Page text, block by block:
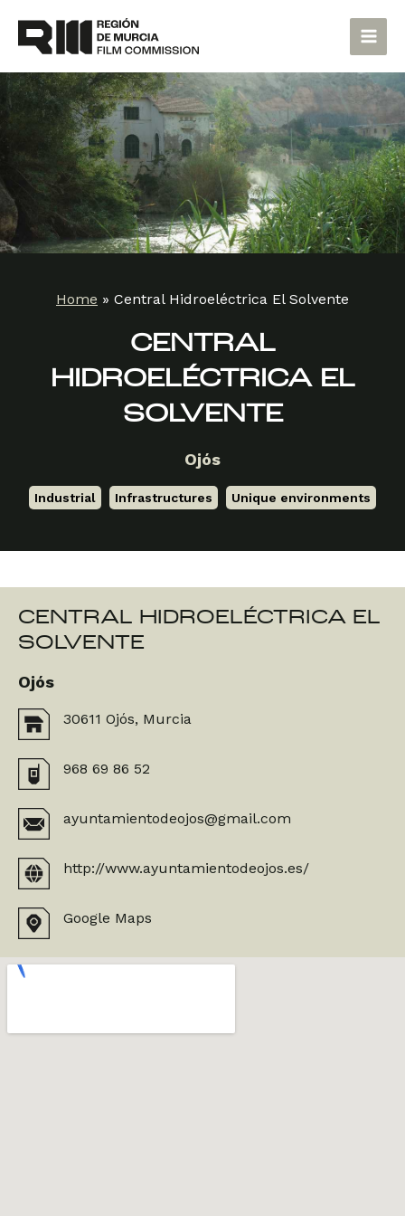
content
Main
Home » Central Hidroeléctrica El Solvente
CENTRAL
HIDROELÉCTRICA EL
SOLVENTE
Ojós
Industrial Infrastructures Unique environments
CENTRAL HIDROELÉCTRICA EL
SOLVENTE
Ojós
30611 Ojós, Murcia
968 69 86 52
ayuntamientodeojos@gmail.com
http://www.ayuntamientodeojos.es/
Google Maps